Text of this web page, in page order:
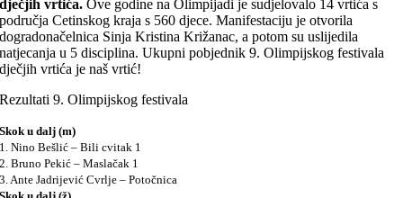
dječjih vrtića.Ove godine na Olimpijadi je sudjelovalo 14 vrtića s
područja Cetinskog kraja s 560 djece. Manifestaciju je otvorila
dogradonačelnica Sinja Kristina Križanac, a potom su uslijedila
natjecanja u 5 disciplina. Ukupni pobjednik 9. Olimpijskog festivala
dječjih vrtića je naš vrtić!
Rezultati 9. Olimpijskog festivala
Skok u dalj (m)
1. Nino Bešlić – Bili cvitak 1
2. Bruno Pekić – Maslačak 1
3. Ante Jadrijević Cvrlje – Potočnica